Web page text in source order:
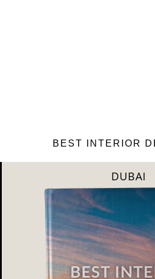
BEST INTERIOR
RIYAHD